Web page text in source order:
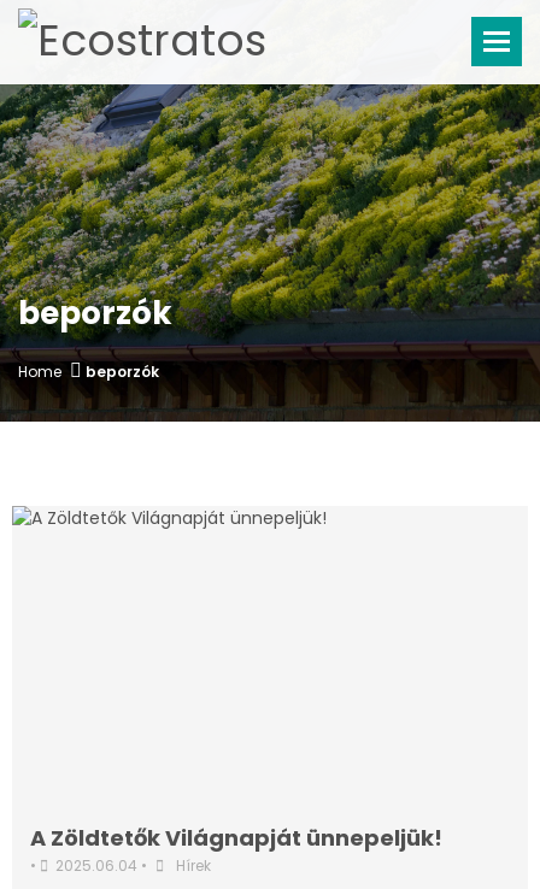
beporzók
Home beporzók
A Zöldtetők Világnapját ünnepeljük!
• 2025.06.04 • Hírek